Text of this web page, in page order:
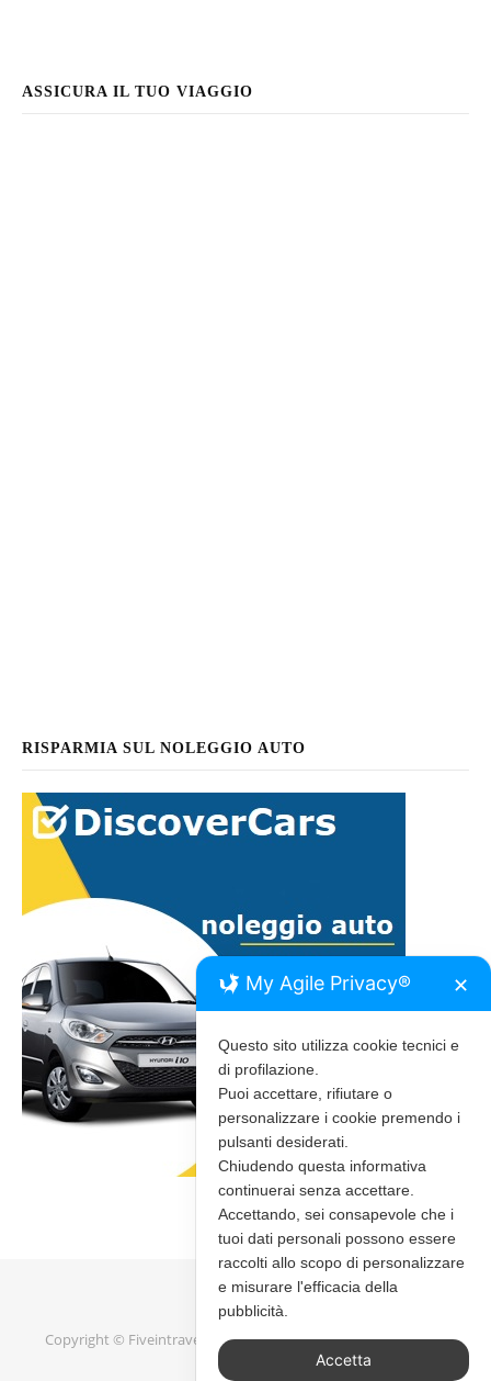
ASSICURA IL TUO VIAGGIO
RISPARMIA SUL NOLEGGIO AUTO
Copyright © Fiveintravel 2020 - 2026 |Bard Tema diWP Royal.
My Agile Privacy® ✕
Questo sito utilizza cookie tecnici e
di profilazione.
Puoi accettare, rifiutare o
personalizzare i cookie premendo i
pulsanti desiderati.
Chiudendo questa informativa
continuerai senza accettare.
Accettando, sei consapevole che i
tuoi dati personali possono essere
raccolti allo scopo di personalizzare
e misurare l'efficacia della
pubblicità.
Accetta